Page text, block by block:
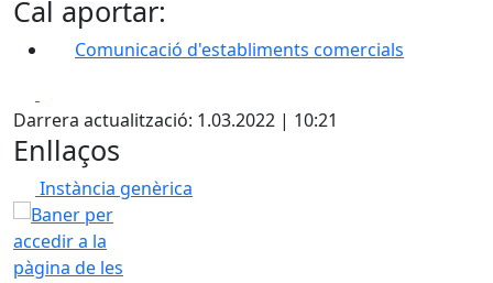
Cal aportar:
Comunicació d'establiments comercials
Darrera actualització: 1.03.2022 | 10:21
Enllaços
Instància genèrica